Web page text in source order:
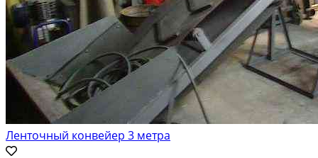
Ленточный конвейер 3 метра